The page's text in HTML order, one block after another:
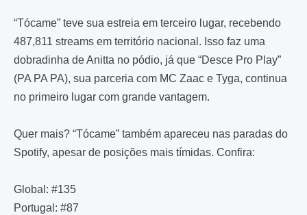
“Tócame” teve sua estreia em terceiro lugar, recebendo
487,811 streams em território nacional. Isso faz uma
dobradinha de Anitta no pódio, já que “Desce Pro Play”
(PA PA PA), sua parceria com MC Zaac e Tyga, continua
no primeiro lugar com grande vantagem.
Quer mais? “Tócame” também apareceu nas paradas do
Spotify, apesar de posições mais tímidas. Confira:
Global: #135
Portugal: #87